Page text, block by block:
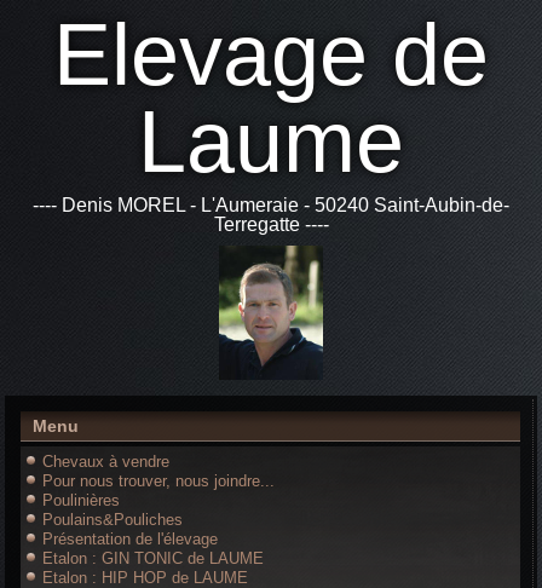
Elevage de
Laume
---- Denis MOREL - L'Aumeraie - 50240 Saint-Aubin-de-
Terregatte ----
Menu
Chevaux à vendre
Pour nous trouver, nous joindre...
Poulinières
Poulains&Pouliches
Présentation de l'élevage
Etalon : GIN TONIC de LAUME
Etalon : HIP HOP de LAUME